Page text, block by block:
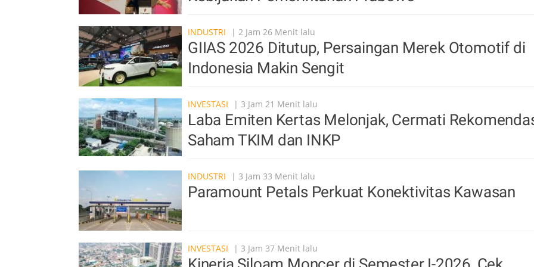
INDUSTRI | 2 Jam 26 Menit lalu
GIIAS 2026 Ditutup, Persaingan Merek Otomotif di
Indonesia Makin Sengit
INVESTASI | 3 Jam 21 Menit lalu
Laba Emiten Kertas Melonjak, Cermati
Saham TKIM dan INKP
INDUSTRI | 3 Jam 33 Menit lalu
Paramount Petals Perkuat Konektivitas Kawasan
INVESTASI | 3 Jam 37 Menit lalu